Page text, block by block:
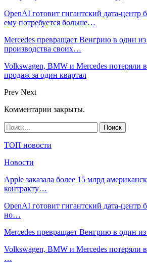
OpenAI готовит гигантский дата-центр
ему потребуется больше…
Mercedes превращает Венгрию в один
производства своих…
Volkswagen, BMW и Mercedes потеряли
продаж за один квартал
Prev Next
Комментарии закрыты.
ТОП новости
Новости
Apple заказала более 15 млрд
контракту…
OpenAI готовит гигантский дата-центр
но…
Mercedes превращает Венгрию в один
Volkswagen, BMW и Mercedes потеряли
…